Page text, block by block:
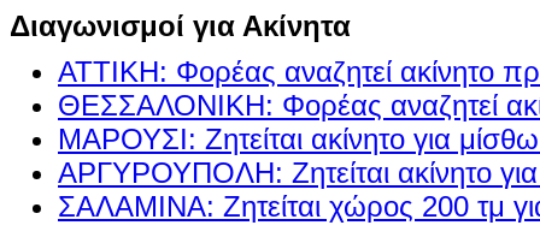
Διαγωνισμοί για Ακίνητα
ΑΤΤΙΚΗ: Φορέας αναζητεί ακίνητο
ΘΕΣΣΑΛΟΝΙΚΗ: Φορέας αναζητεί
ΜΑΡΟΥΣΙ: Ζητείται ακίνητο για
ΑΡΓΥΡΟΥΠΟΛΗ: Ζητείται ακίνητο
ΣΑΛΑΜΙΝΑ: Ζητείται χώρος 200 τμ